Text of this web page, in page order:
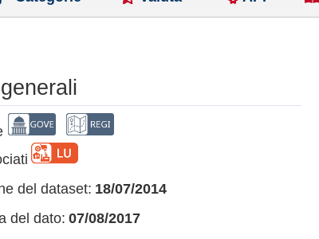
del dataset: 18/07/2014
del dato: 07/08/2017